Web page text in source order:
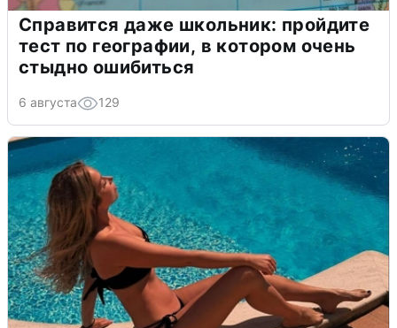
Справится даже школьник: пройдите
тест по географии, в котором очень
стыдно ошибиться
6 августа 129